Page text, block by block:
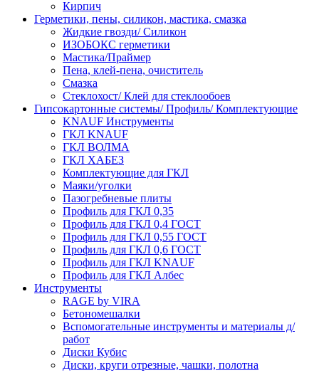
Кирпич
Герметики, пены, силикон, мастика, смазка
Жидкие гвозди/ Силикон
ИЗОБОКС герметики
Мастика/Праймер
Пена, клей-пена, очиститель
Смазка
Стеклохост/ Клей для стеклообоев
Гипсокартонные системы/ Профиль/ Комплектующие
KNAUF Инструменты
ГКЛ KNAUF
ГКЛ ВОЛМА
ГКЛ ХАБЕЗ
Комплектующие для ГКЛ
Маяки/уголки
Пазогребневые плиты
Профиль для ГКЛ 0,35
Профиль для ГКЛ 0,4 ГОСТ
Профиль для ГКЛ 0,55 ГОСТ
Профиль для ГКЛ 0,6 ГОСТ
Профиль для ГКЛ KNAUF
Профиль для ГКЛ Албес
Инструменты
RAGE by VIRA
Бетономешалки
Вспомогательные инструменты и материалы д/
работ
Диски Кубис
Диски, круги отрезные, чашки, полотна